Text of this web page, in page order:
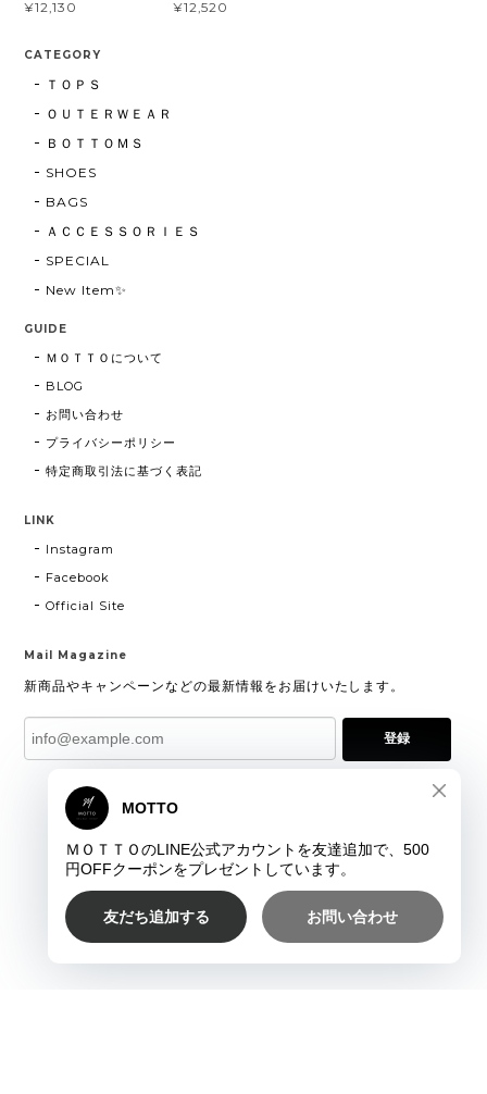
¥12,130
¥12,520
CATEGORY
ＴＯＰＳ
ＯＵＴＥＲＷＥＡＲ
ＢＯＴＴＯＭＳ
SHOES
BAGS
ＡＣＣＥＳＳＯＲＩＥＳ
SPECIAL
New Item✨
GUIDE
ＭＯＴＴＯについて
BLOG
お問い合わせ
プライバシーポリシー
特定商取引法に基づく表記
LINK
Instagram
Facebook
Official Site
Mail Magazine
新商品やキャンペーンなどの最新情報をお届けいたします。
登録